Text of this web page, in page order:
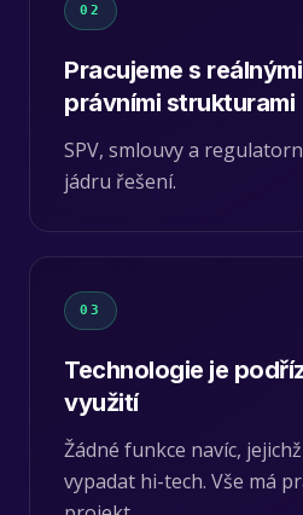
02
Pracujeme s
právními strukturami
SPV, smlouvy a
jádru řešení.
03
Technologie je
využití
Žádné funkce navíc,
vypadat hi-tech. Vše má